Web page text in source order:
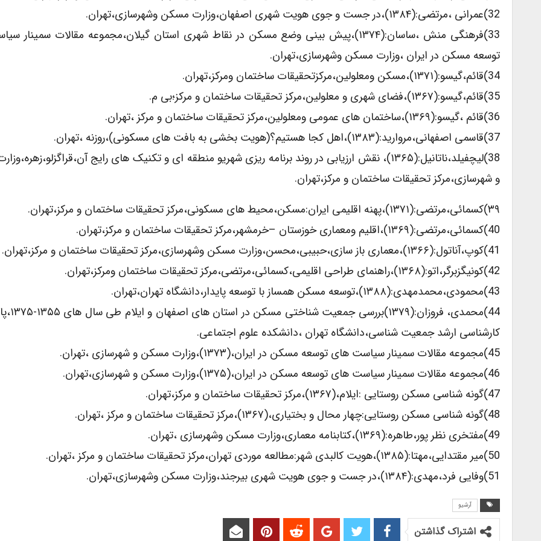
32)عمرانی ،مرتضی:(۱۳۸۴)،در جست و جوی هویت شهری اصفهان،وزارت مسکن وشهرسازی،تهران.
33)فرهنگی منش ،ساسان:(۱۳۷۴)،پیش بینی وضع مسکن در نقاط شهری استان گیلان،مجموعه مقالات سمینار
توسعه مسکن در ایران ،وزارت مسکن وشهرسازی،تهران.
34)قائم،گیسو:(۱۳۷۱)،مسکن ومعلولین،مرکزتحقیقات ساختمان ومرکز،تهران.
35)قائم،گیسو:(۱۳۶۷)،فضای شهری و معلولین،مرکز تحقیقات ساختمان و مرکز؛بی م.
36)قائم ،گیسو:(۱۳۶۹)،ساختمان های عمومی ومعلولین،مرکز تحقیقات ساختمان و مرکز ،تهران.
37)قاسمی اصفهانی،مروارید:(۱۳۸۳)،اهل کجا هستیم؟(هویت بخشی به بافت های مسکونی)،روزنه ،تهران.
38)لیچفیلد،ناتانیل:(۱۳۶۵)، نقش ارزیابی در روند برنامه ریزی شهریو منطقه ای و تکنیک های رایج
و شهرسازی،مرکز تحقیقات ساختمان و مرکز،تهران.
۳۹)کسمائی،مرتضی:(۱۳۷۱)،پهنه اقلیمی ایران:مسکن،محیط های مسکونی،مرکز تحقیقات ساختمان و مرکز،تهران.
40)کسمائی،مرتضی:(۱۳۶۹)،اقلیم ومعماری خوزستان –خرمشهر،مرکز تحقیقات ساختمان و مرکز،تهران.
41)کوپ،آناتول:(۱۳۶۶)،معماری باز سازی،حبیبی،محسن،وزارت مسکن وشهرسازی،مرکز تحقیقات ساختمان و مرکز،تهران.
42)کونیگزبرگر،اتو:(۱۳۶۸)،راهنمای طراحی اقلیمی،کسمائی،مرتضی،مرکز تحقیقات ساختمان ومرکز،تهران.
43)محمودی،محمدمهدی:(۱۳۸۸)،توسعه مسکن همساز با توسعه پایدار،دانشگاه تهران،تهران.
44)محمدی،
کارشناسی ارشد جمعیت شناسی،دانشگاه تهران ،دانشکده علوم اجتماعی.
45)مجموعه مقالات سمینار سیاست های توسعه مسکن در ایران،(۱۳۷۳)،وزارت مسکن و شهرسازی ،تهران.
46)مجموعه مقالات سمینار سیاست های توسعه مسکن در ایران،(۱۳۷۵)،وزارت مسکن و شهرسازی،تهران.
47)گونه شناسی مسکن روستایی :ایلام،(۱۳۶۷)،مرکز تحقیقات ساختمان و مرکز،تهران.
48)گونه شناسی مسکن روستایی:چهار محال و بختیاری،(۱۳۶۷)،مرکز تحقیقات ساختمان و مرکز ،تهران.
49)مفتخری نظر پور،طاهره:(۱۳۶۹)،کتابنامه معماری،وزارت مسکن وشهرسازی ،تهران.
50)میر مقتدایی،مهتا:(۱۳۸۵)،هویت کالبدی شهر:مطالعه موردی تهران،مرکز تحقیقات ساختمان و مرکز ،تهران.
51)وفایی فرد،مهدی:(۱۳۸۴)،در جست و جوی هویت شهری بیرجند،وزارت مسکن وشهرسازی،تهران.
آرشیو
اشتراک گذاشتن